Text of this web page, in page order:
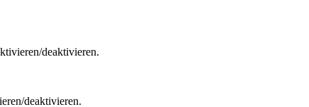
deaktivieren.
deaktivieren.